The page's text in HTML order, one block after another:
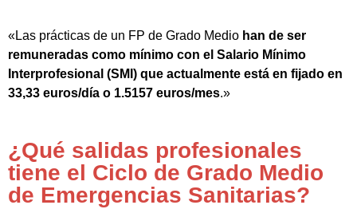
«Las prácticas de un FP de Grado Medio han de ser
remuneradas como mínimo con el Salario Mínimo
Interprofesional (SMI) que actualmente está en fijado en
33,33 euros/día o 1.5157 euros/mes.»
¿Qué salidas profesionales
tiene el Ciclo de Grado Medio
de Emergencias Sanitarias?